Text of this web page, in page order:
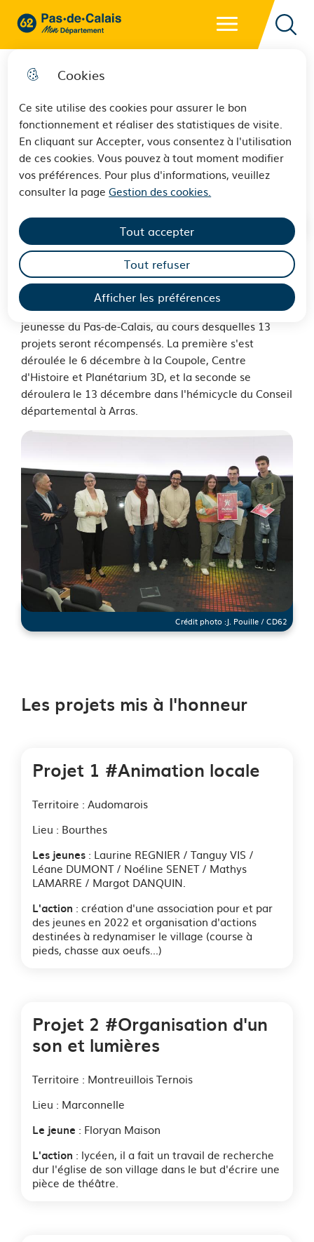
Cookies
Ce site utilise des cookies pour assurer le bon
fonctionnement et réaliser des statistiques de visite.
En cliquant sur Accepter, vous consentez à l'utilisation
de ces cookies. Vous pouvez à tout moment modifier
vos préférences. Pour plus d'informations, veuillez
consulter la pageGestion des cookies.
Afficher les préférences
Tout accepter
Tout refuser
62 - Pas-de-Calais Mon Département - Retour à l'accueil
Pépites 62 : reconnaître
l'engagement des 12-25 ans
Soucieux de reconnaître, valoriser et encourager
l'engagement des jeunes dans le cadre de projets
citoyens associatifs ou collectifs, le Département a
organisé 2 soirées pour mettre à l'honneur la
jeunesse du Pas-de-Calais, au cours desquelles 13
projets seront récompensés. La première s'est
déroulée le 6 décembre à la Coupole, Centre
d'Histoire et Planétarium 3D, et la seconde se
déroulera le 13 décembre dans l'hémicycle du Conseil
départemental à Arras.
Crédit photo :J. Pouille / CD62
Les projets mis à l'honneur
Projet 1 #Animation locale
Territoire : Audomarois
Lieu : Bourthes
Les jeunes : Laurine REGNIER / Tanguy VIS /
Léane DUMONT / Noéline SENET / Mathys
LAMARRE / Margot DANQUIN.
L'action : création d'une association pour et par
des jeunes en 2022 et organisation d'actions
destinées à redynamiser le village (course à
pieds, chasse aux oeufs...)
Projet 2 #Organisation d'un
son et lumières
Territoire : Montreuillois Ternois
Lieu : Marconnelle
Le jeune : Floryan Maison
L'action : lycéen, il a fait un travail de recherche
dur l'église de son village dans le but d'écrire une
pièce de théâtre.